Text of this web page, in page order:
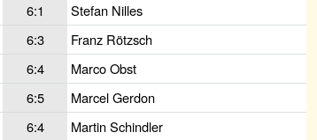
6:1
Stefan Nilles
6:3
Franz Rötzsch
6:4
Marco Obst
6:5
Marcel Gerdon
6:4
Martin Schindler